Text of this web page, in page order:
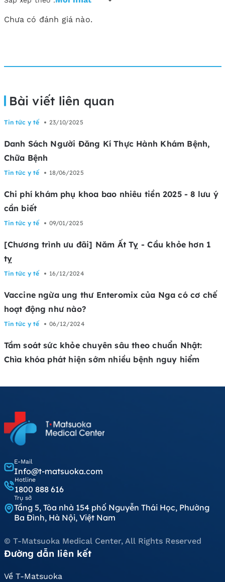
Chưa có đánh giá nào.
Bài viết liên quan
Tin tức y tế 23/10/2025
Danh Sách Người Đăng Kí Thực Hành Khám Bệnh,
Chữa Bệnh
Tin tức y tế 18/06/2025
Chi phí khám phụ khoa bao nhiêu tiền 2025 - 8 lưu ý
cần biết
Tin tức y tế 09/01/2025
[Chương trình ưu đãi] Năm Ất Tỵ - Cầu khỏe hơn 1
tỵ
Tin tức y tế 16/12/2024
Vaccine ngừa ung thư Enteromix của Nga có cơ chế
hoạt động như nào?
Tin tức y tế 06/12/2024
Tầm soát sức khỏe chuyên sâu theo chuẩn Nhật:
Chìa khóa phát hiện sớm nhiều bệnh nguy hiểm
E-Mail
Info@t-matsuoka.com
Hotline
1800 888 616
Trụ sở
Tầng 5, Tòa nhà 154 phố Nguyễn Thái Học, Phường
Ba Đình, Hà Nội, Việt Nam
© T-Matsuoka Medical Center, All Rights Reserved
Đường dẫn liên kết
Về T-Matsuoka